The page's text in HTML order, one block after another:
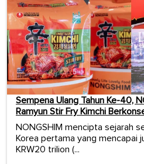
Sempena Ulang Tahun Ke-40,
Ramyun Stir Fry Kimchi
NONGSHIM mencipta sejarah
Korea pertama yang mencapai
KRW20 trilion (...